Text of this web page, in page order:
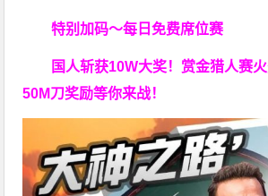
特别加码～每日免费席位赛
国人斩获10W大奖！ 赏金猎人赛
50M刀奖励等你来战！